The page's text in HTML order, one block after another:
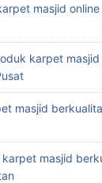
masjid online
karpet masjid
masjid
masjid